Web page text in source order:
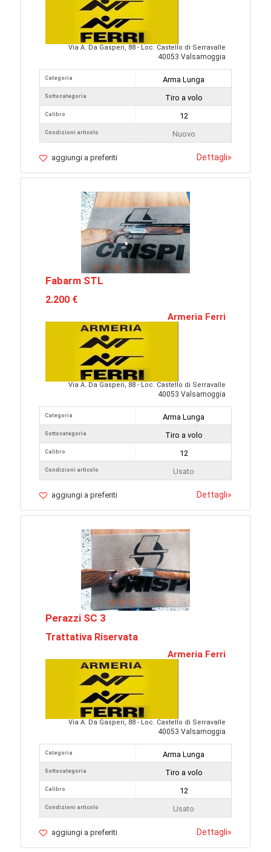
Via A. Da Gasperi, 88 - Loc. Castello di Serravalle
40053 Valsamoggia
Categoria
Sottocategoria
Calibro
Condizioni articolo
Arma Lunga
Tiro a volo
12
Nuovo
aggiungi a preferiti Dettagli»
Fabarm STL
2.200 €
Armeria Ferri
Via A. Da Gasperi, 88 - Loc. Castello di Serravalle
40053 Valsamoggia
Categoria
Sottocategoria
Calibro
Condizioni articolo
Arma Lunga
Tiro a volo
12
Usato
aggiungi a preferiti Dettagli»
Perazzi SC 3
Trattativa Riservata
Armeria Ferri
Via A. Da Gasperi, 88 - Loc. Castello di Serravalle
40053 Valsamoggia
Categoria
Sottocategoria
Calibro
Condizioni articolo
Arma Lunga
Tiro a volo
12
Usato
aggiungi a preferiti Dettagli»